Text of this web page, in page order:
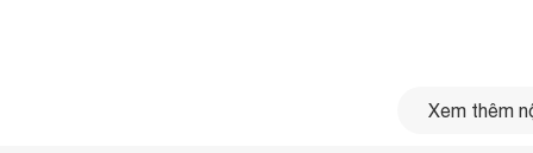
Xem thêm